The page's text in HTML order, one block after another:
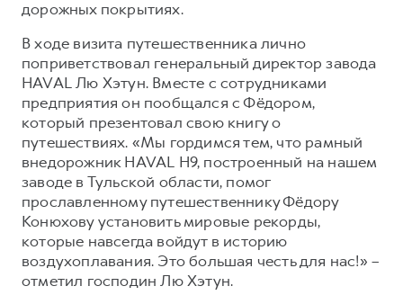
дорожных покрытиях.
В ходе визита путешественника лично
поприветствовал генеральный директор завода
HAVAL Лю Хэтун. Вместе с сотрудниками
предприятия он пообщался с Фёдором,
который презентовал свою книгу о
путешествиях. «Мы гордимся тем, что рамный
внедорожник HAVAL H9, построенный на нашем
заводе в Тульской области, помог
прославленному путешественнику Фёдору
Конюхову установить мировые рекорды,
которые навсегда войдут в историю
воздухоплавания. Это большая честь для нас!» –
отметил господин Лю Хэтун.